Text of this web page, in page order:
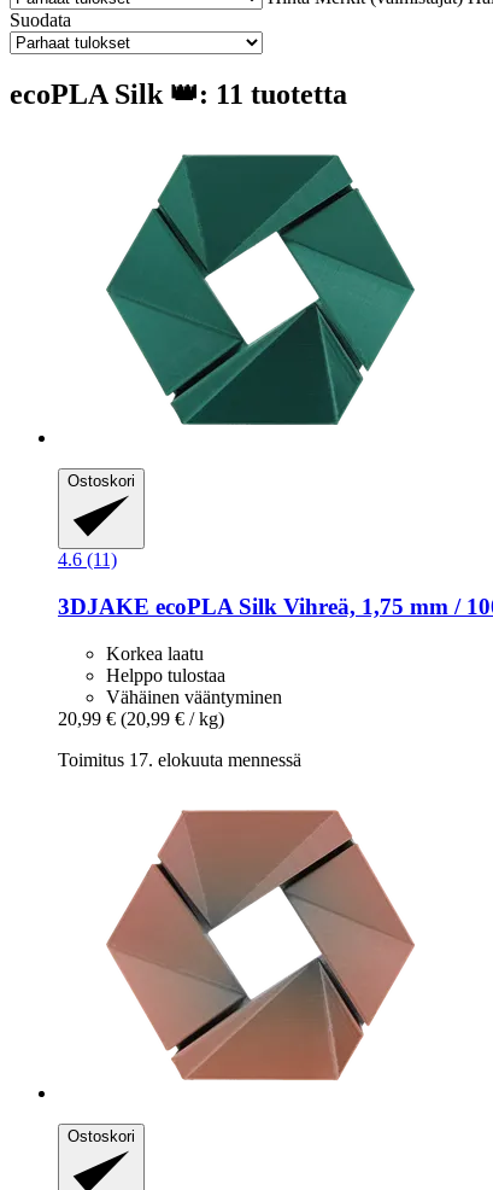
Suodata
ecoPLA Silk 👑: 11 tuotetta
Ostoskori
4.6 (11)
3DJAKE ecoPLA Silk Vihreä, 1,75 mm /
Korkea laatu
Helppo tulostaa
Vähäinen vääntyminen
20,99 € (20,99 € / kg)
Toimitus 17. elokuuta mennessä
Ostoskori